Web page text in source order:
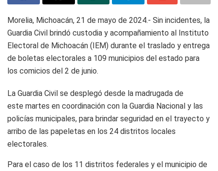
Morelia, Michoacán, 21 de mayo de 2024.- Sin incidentes, la
Guardia Civil brindó custodia y acompañamiento al Instituto
Electoral de Michoacán (IEM) durante el traslado y entrega
de boletas electorales a 109 municipios del estado para
los comicios del 2 de junio.
La Guardia Civil se desplegó desde la madrugada de
este martes en coordinación con la Guardia Nacional y las
policías municipales, para brindar seguridad en el trayecto y
arribo de las papeletas en los 24 distritos locales
electorales.
Para el caso de los 11 distritos federales y el municipio de